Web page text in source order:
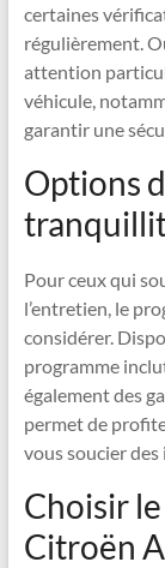
certaines
régulièrement.
attention
véhicule,
garantir une
Options
Pour ceux qui
l’entretien, le
considérer.
programme
également des
permet de
vous soucier des
Choisir
Citroën